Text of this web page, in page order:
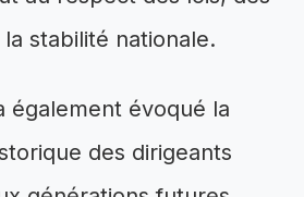
stabilité nationale.
également évoqué la
des dirigeants